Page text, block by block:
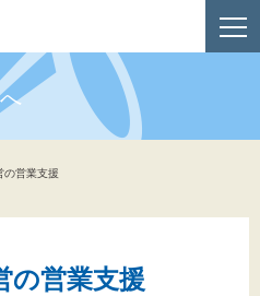
情報
関の方へ
の営業支援
の営業支援